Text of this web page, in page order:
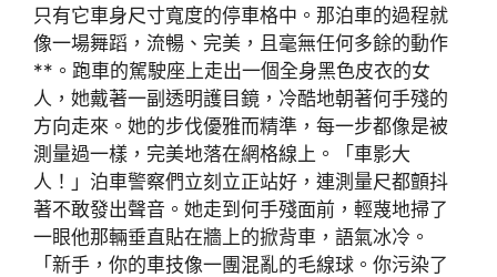
只有它車身尺寸寬度的停車格中。那泊車的過程就
像一場舞蹈，流暢、完美，且毫無任何多餘的動作
**。跑車的駕駛座上走出一個全身黑色皮衣的女
人，她戴著一副透明護目鏡，冷酷地朝著何手殘的
方向走來。她的步伐優雅而精準，每一步都像是被
測量過一樣，完美地落在網格線上。「車影大
人！」泊車警察們立刻立正站好，連測量尺都顫抖
著不敢發出聲音。她走到何手殘面前，輕蔑地掃了
一眼他那輛垂直貼在牆上的掀背車，語氣冰冷。
「新手，你的車技像一團混亂的毛線球。你污染了